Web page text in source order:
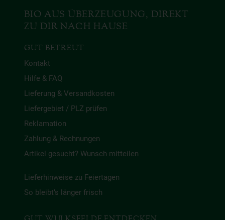
BIO AUS ÜBERZEUGUNG, DIREKT
ZU DIR NACH HAUSE
GUT BETREUT
Kontakt
Hilfe & FAQ
Lieferung & Versandkosten
Liefergebiet / PLZ prüfen
Reklamation
Zahlung & Rechnungen
Artikel gesucht? Wunsch mitteilen
Lieferhinweise zu Feiertagen
So bleibt’s länger frisch